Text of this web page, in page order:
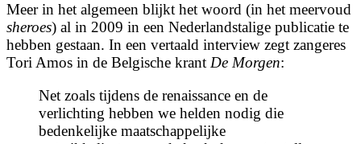
Meer in het algemeen blijkt het woord (in het meervoud
sheroes) al in 2009 in een Nederlandstalige publicatie te
hebben gestaan. In een vertaald interview zegt zangeres
Tori Amos in de Belgische krant De Morgen:
Net zoals tijdens de renaissance en de
verlichting hebben we helden nodig die
bedenkelijke maatschappelijke